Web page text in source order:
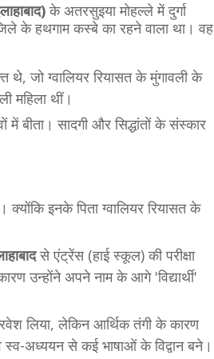
के अतरसुइया मोहल्ले में दुर्गा
के हथगाम कस्बे का रहने वाला था। वह
थे, जो ग्वालियर रियासत के मुंगावली के
महिला थीं।
में बीता। सादगी और सिद्धांतों के संस्कार
क्योंकि इनके पिता ग्वालियर रियासत के
से एंट्रेंस (हाई स्कूल) की परीक्षा
उन्होंने अपने नाम के आगे 'विद्यार्थी'
लिया, लेकिन आर्थिक तंगी के कारण
स्व-अध्ययन से कई भाषाओं के विद्वान बने।